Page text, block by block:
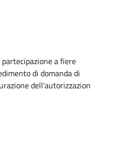
a fiere
di domanda di
dell'autorizzazion